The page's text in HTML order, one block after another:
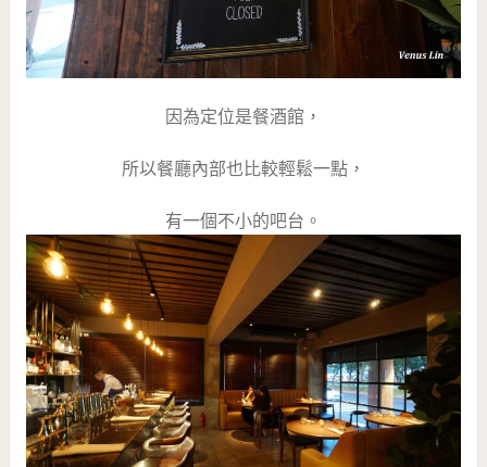
因為定位是餐酒館，
所以餐廳內部也比較輕鬆一點，
有一個不小的吧台。